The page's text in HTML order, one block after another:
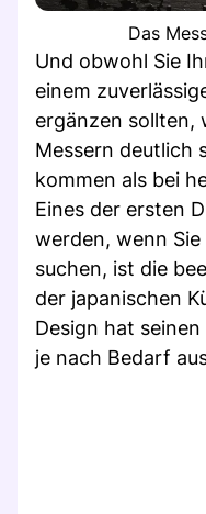
Das
Und obwohl Sie
einem
ergänzen sollten,
Messern deutlich
kommen als bei
Eines der ersten
werden, wenn
suchen, ist die
der japanischen
Design hat
je nach Bedarf